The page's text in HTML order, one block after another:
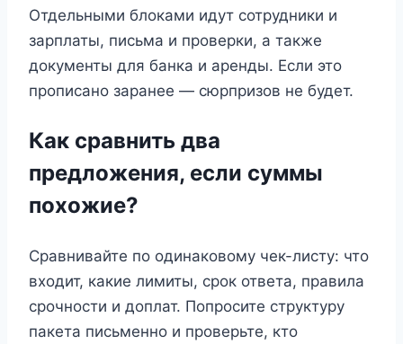
Отдельными блоками идут сотрудники и
зарплаты, письма и проверки, а также
документы для банка и аренды. Если это
прописано заранее — сюрпризов не будет.
Как сравнить два
предложения, если суммы
похожие?
Сравнивайте по одинаковому чек-листу: что
входит, какие лимиты, срок ответа, правила
срочности и доплат. Попросите структуру
пакета письменно и проверьте, кто